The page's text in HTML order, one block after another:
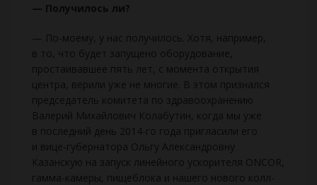
— Получилось ли?
— По-моему, у нас получилось. Хотя, например,
в то, что будет запущено оборудование,
простаивавшее пять лет, с момента открытия
центра, верили уже не многие. В этом признался
председатель комитета по здравоохранению
Валерий Михайлович Колабутин, когда мы уже
в последний день 2014-го года пригласили его
и вице-губернатора Ольгу Александровну
Казанскую на запуск линейного ускорителя ONCOR,
гамма-камеры, пищеблока и нашего нового колл-